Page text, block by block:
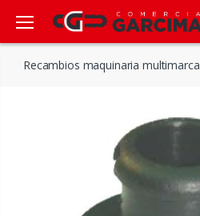
Recambios maquinaria multimarca